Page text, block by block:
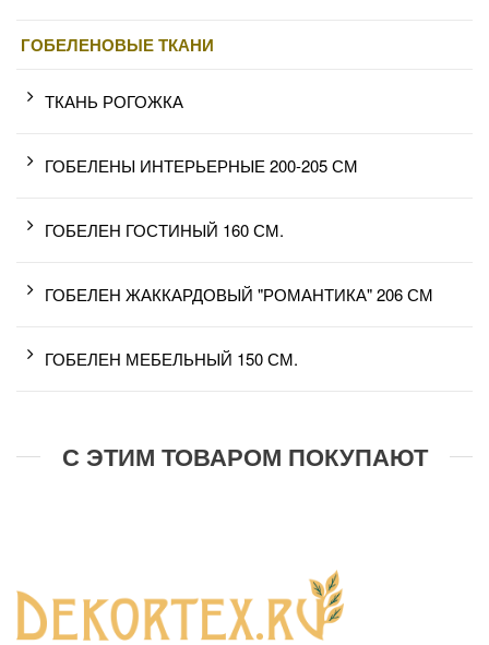
ГОБЕЛЕНОВЫЕ ТКАНИ
ТКАНЬ РОГОЖКА
ГОБЕЛЕНЫ ИНТЕРЬЕРНЫЕ 200-205 СМ
ГОБЕЛЕН ГОСТИНЫЙ 160 СМ.
ГОБЕЛЕН ЖАККАРДОВЫЙ "РОМАНТИКА" 206 СМ
ГОБЕЛЕН МЕБЕЛЬНЫЙ 150 СМ.
С ЭТИМ ТОВАРОМ ПОКУПАЮТ